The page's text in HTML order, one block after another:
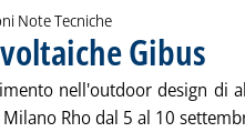
Note Tecniche
Gibus
nell'outdoor design di
Rho dal 5 al 10